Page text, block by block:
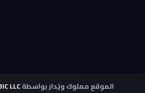
الموقع مملوك ويُدار بواسطةLLC